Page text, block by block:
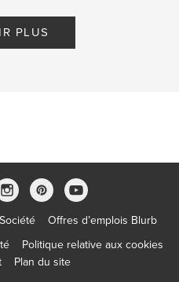
PLUS
Société
Offres d’emplois Blurb
Politique relative aux cookies
Plan du site